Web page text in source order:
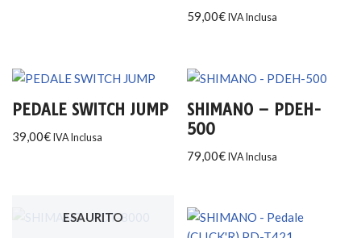
59,00€ IVA Inclusa
PEDALE SWITCH JUMP
39,00€ IVA Inclusa
SHIMANO – PDEH-
500
79,00€ IVA Inclusa
ESAURITO